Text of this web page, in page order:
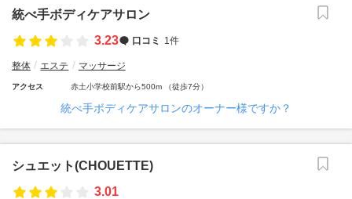
統べ手ボディケアサロン
3.23
口コミ 1件
整体 エステ マッサージ
アクセス 赤土小学校前駅から500m （徒歩7分）
統べ手ボディケアサロンのオーナー様ですか？
シュエット(CHOUETTE)
3.01